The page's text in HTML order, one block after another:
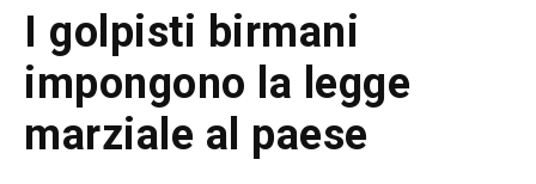
I golpisti birmani
impongono la legge
marziale al paese